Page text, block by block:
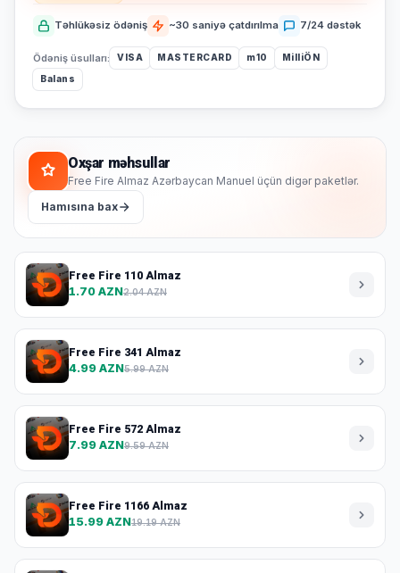
Təhlükəsiz ödəniş ~30 saniyə çatdırılma 7/24 dəstək
Ödəniş üsulları: VISA MASTERCARD m10
MilliÖN
Balans
Oxşar məhsullar
Free Fire Almaz Azərbaycan Manuel üçün digər paketlər.
Hamısına bax
Free Fire 110 Almaz
1.70 AZN2.04 AZN
Free Fire 341 Almaz
4.99 AZN5.99 AZN
Free Fire 572 Almaz
7.99 AZN9.59 AZN
Free Fire 1166 Almaz
15.99 AZN19.19 AZN